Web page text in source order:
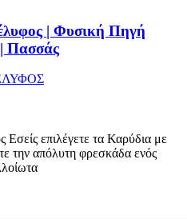
| Φυσική Πηγή
| Πασσάς
επιλέγετε τα Καρύδια με
την απόλυτη φρεσκάδα ενός